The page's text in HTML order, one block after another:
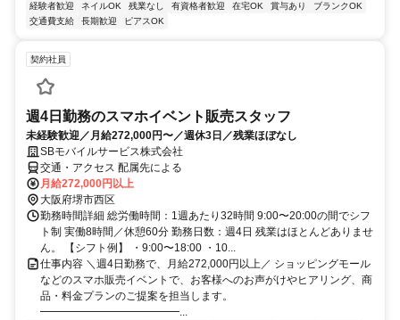
経験者歓迎
ネイルOK 残業なし 有資格者歓迎 在宅OK 賞与あり
ブランクOK
交通費支給
長期歓迎 ピアスOK
契約社員
週4日勤務のスマホイベント販売スタッフ
未経験歓迎／月給272,000円〜／週休3日／残業ほぼなし
SBモバイルサービス株式会社
交通・アクセス 配属先による
月給272,000円以上
大阪府堺市西区
勤務時間詳細 総労働時間：1週あたり32時間 9:00〜20:00の間でシフ
ト制 実働8時間／休憩60分 勤務日数：週4日 残業はほとんどありませ
ん。 【シフト例】 ・9:00〜18:00 ・10...
仕事内容 ＼週4日勤務で、月給272,000円以上／ ショッピングモール
などのスマホ販売イベントで、お客様へのお声がけやヒアリング、商
品・料金プランのご提案を担当します。
━━━━━━━━━━━━━...